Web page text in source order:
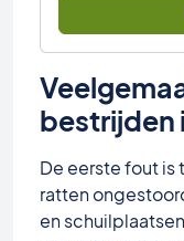
bestrijden
De eerste fout is
ratten
en